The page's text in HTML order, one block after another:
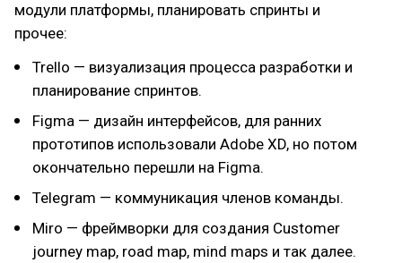
модули платформы, планировать спринты и
прочее:
Trello — визуализация процесса разработки и
планирование спринтов.
Figma — дизайн интерфейсов, для ранних
прототипов использовали Adobe XD, но потом
окончательно перешли на Figma.
Telegram — коммуникация членов команды.
Miro — фреймворки для создания Customer
journey map, road map, mind maps и так далее.